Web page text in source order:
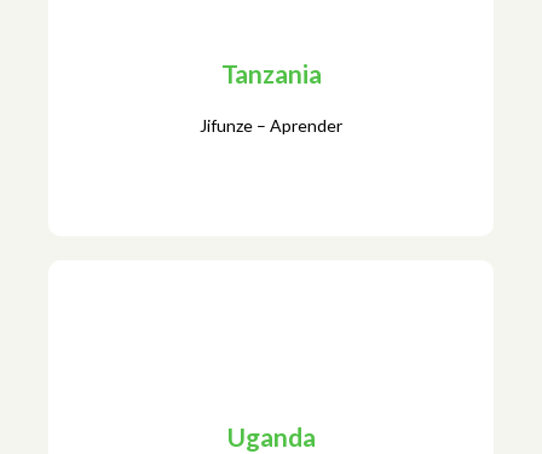
Programa de Aprendizagem Acelerada
Tanzania
Jifunze – Aprender
Jifunze – Aprender
Uganda